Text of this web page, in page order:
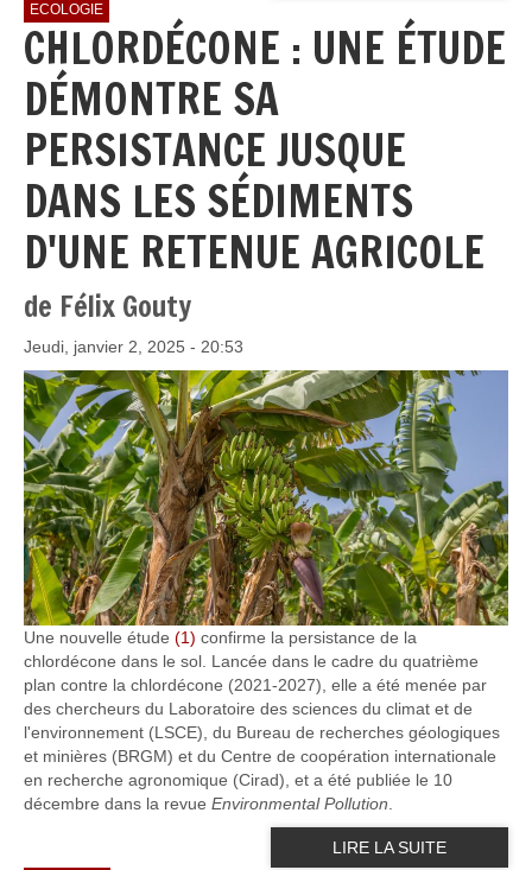
ECOLOGIE
CHLORDÉCONE : UNE ÉTUDE
DÉMONTRE SA
PERSISTANCE JUSQUE
DANS LES SÉDIMENTS
D'UNE RETENUE AGRICOLE
de Félix Gouty
Jeudi, janvier 2, 2025 - 20:53
Une nouvelle étude (1) confirme la persistance de la
chlordécone dans le sol. Lancée dans le cadre du quatrième
plan contre la chlordécone (2021-2027), elle a été menée par
des chercheurs du Laboratoire des sciences du climat et de
l'environnement (LSCE), du Bureau de recherches géologiques
et minières (BRGM) et du Centre de coopération internationale
en recherche agronomique (Cirad), et a été publiée le 10
décembre dans la revue Environmental Pollution
LIRE LA SUITE